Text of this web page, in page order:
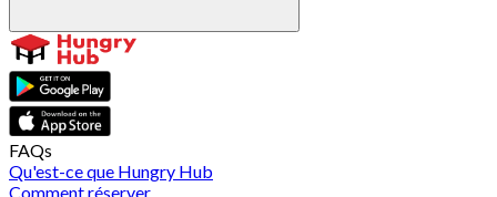
FAQs
Qu'est-ce que Hungry Hub
Comment réserver